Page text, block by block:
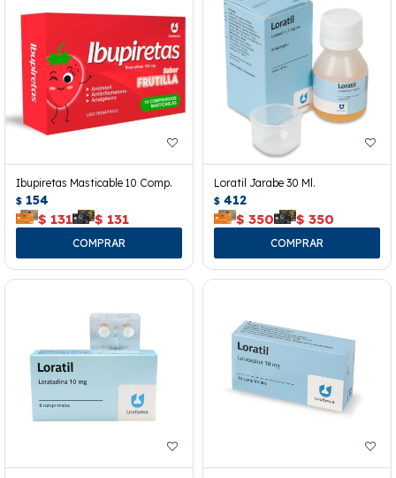
Ibupiretas Masticable 10 Comp.
$ 154
$ 131 $ 131
Loratil Jarabe 30 Ml.
$ 412
$ 350 $ 350